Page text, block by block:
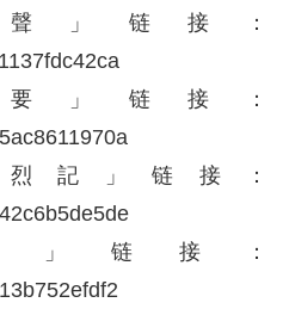
」链接：
42ca
」链接：
970a
記」链接：
e5de
」链接：
fdf2